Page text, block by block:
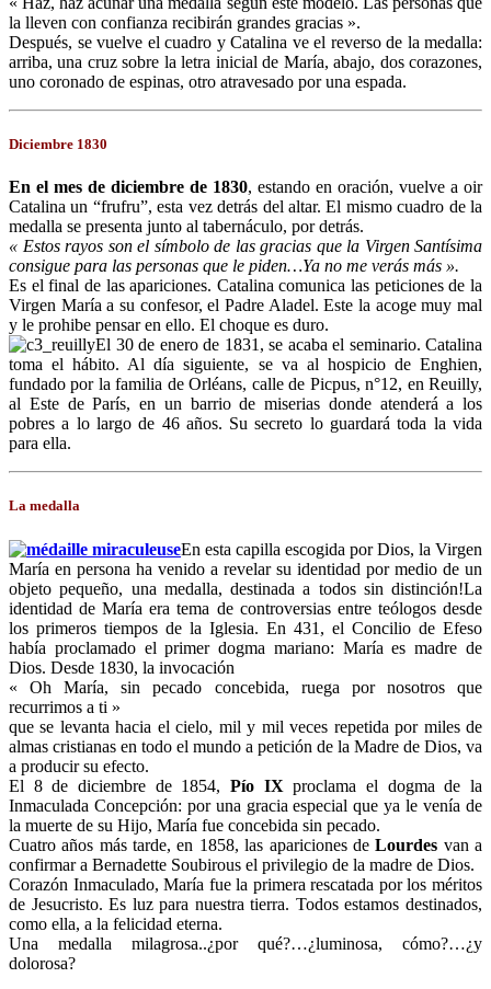
la lleven con confianza recibirán grandes gracias ».
Después, se vuelve el cuadro y Catalina ve el reverso de la medalla:
arriba, una cruz sobre la letra inicial de María, abajo, dos corazones,
uno coronado de espinas, otro atravesado por una espada.
Diciembre 1830
En el mes de diciembre de 1830, estando en oración, vuelve a oir
Catalina un “frufru”, esta vez detrás del altar. El mismo cuadro de la
medalla se presenta junto al tabernáculo, por detrás.
« Estos rayos son el símbolo de las gracias que la Virgen Santísima
consigue para las personas que le piden…Ya no me verás más ».
Es el final de las apariciones. Catalina comunica las peticiones de la
Virgen María a su confesor, el Padre Aladel. Este la acoge muy mal
y le prohibe pensar en ello. El choque es duro.
El 30 de enero de 1831, se acaba el seminario. Catalina
toma el hábito. Al día siguiente, se va al hospicio de Enghien,
fundado por la familia de Orléans, calle de Picpus, n°12, en Reuilly,
al Este de París, en un barrio de miserias donde atenderá a los
pobres a lo largo de 46 años. Su secreto lo guardará toda la vida
para ella.
La medalla
En esta capilla escogida por Dios, la Virgen
María en persona ha venido a revelar su identidad por medio de un
objeto pequeño, una medalla, destinada a todos sin distinción!La
identidad de María era tema de controversias entre teólogos desde
los primeros tiempos de la Iglesia. En 431, el Concilio de Efeso
había proclamado el primer dogma mariano: María es madre de
Dios. Desde 1830, la invocación
« Oh María, sin pecado concebida, ruega por nosotros que
recurrimos a ti »
que se levanta hacia el cielo, mil y mil veces repetida por miles de
almas cristianas en todo el mundo a petición de la Madre de Dios, va
a producir su efecto.
El 8 de diciembre de 1854, Pío IX proclama el dogma de la
Inmaculada Concepción: por una gracia especial que ya le venía de
la muerte de su Hijo, María fue concebida sin pecado.
Cuatro años más tarde, en 1858, las apariciones deLourdes van a
confirmar a Bernadette Soubirous el privilegio de la madre de Dios.
Corazón Inmaculado, María fue la primera rescatada por los méritos
de Jesucristo. Es luz para nuestra tierra. Todos estamos destinados,
como ella, a la felicidad eterna.
Una medalla milagrosa..¿por qué?…¿luminosa, cómo?…¿y
dolorosa?